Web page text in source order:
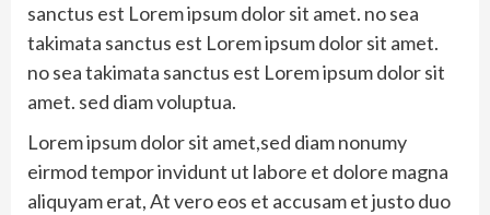
sanctus est Lorem ipsum dolor sit amet. no sea
takimata sanctus est Lorem ipsum dolor sit amet.
no sea takimata sanctus est Lorem ipsum dolor sit
amet. sed diam voluptua.
Lorem ipsum dolor sit amet,sed diam nonumy
eirmod tempor invidunt ut labore et dolore magna
aliquyam erat, At vero eos et accusam et justo duo